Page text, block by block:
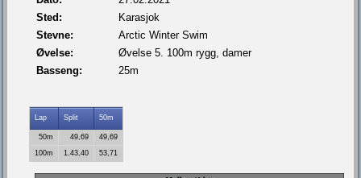
Sted:
Karasjok
Stevne:
Arctic Winter Swim
Øvelse:
Øvelse 5. 100m rygg, damer
Basseng:
25m
Lap Split 50m
50m 49,69
49,69
100m
1.43,40 53,71